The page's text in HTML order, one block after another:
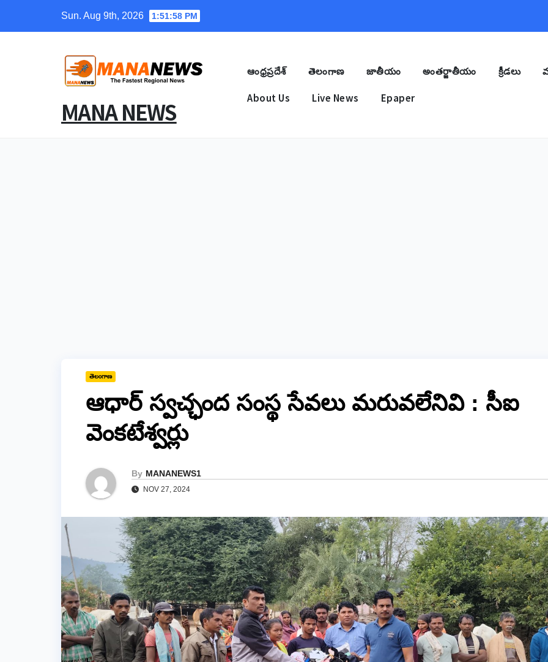
Sun. Aug 9th, 2026 1:51:59 PM
MANA NEWS
ఆంధ్రప్రదేశ్ తెలంగాణ జాతీయం అంతర్జాతీయం క్రీడలు
About Us Live News Epaper
తెలంగాణ
ఆధార్ స్వచ్ఛంద సంస్థ సేవలు మరువలేనివి : సీఐ
వెంకటేశ్వర్లు
By MANANEWS1
NOV 27, 2024